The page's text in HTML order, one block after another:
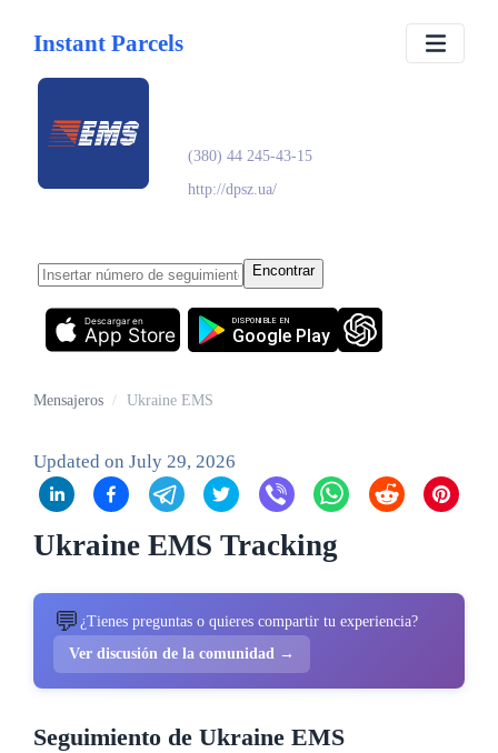
Instant Parcels
(380) 44 245-43-15
http://dpsz.ua/
Encontrar
App Store
Descargar en
Google Play
DISPONIBLE EN
Mensajeros / Ukraine EMS
Updated on July 29, 2026
Ukraine EMS Tracking
💬 ¿Tienes preguntas o quieres compartir tu experiencia?
Ver discusión de la comunidad →
Seguimiento de Ukraine EMS